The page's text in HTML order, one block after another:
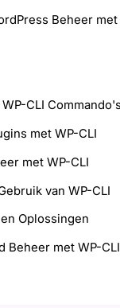
Beheer met
CLI Commando's
met WP-CLI
met WP-CLI
van WP-CLI
Oplossingen
Beheer met WP-CLI